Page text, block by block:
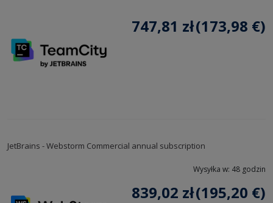
747,81 zł(173,98 €)
JetBrains - Webstorm Commercial annual subscription
Wysyłka w: 48 godzin
839,02 zł(195,20 €)